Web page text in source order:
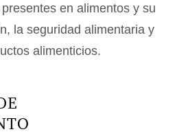
en alimentos y su
la seguridad alimentaria y
alimenticios.